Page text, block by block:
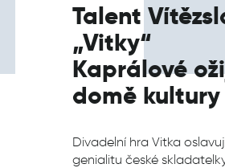
Talent
„Vitky“
Kaprálové
domě kultury
Divadelní hra Vitka
genialitu české